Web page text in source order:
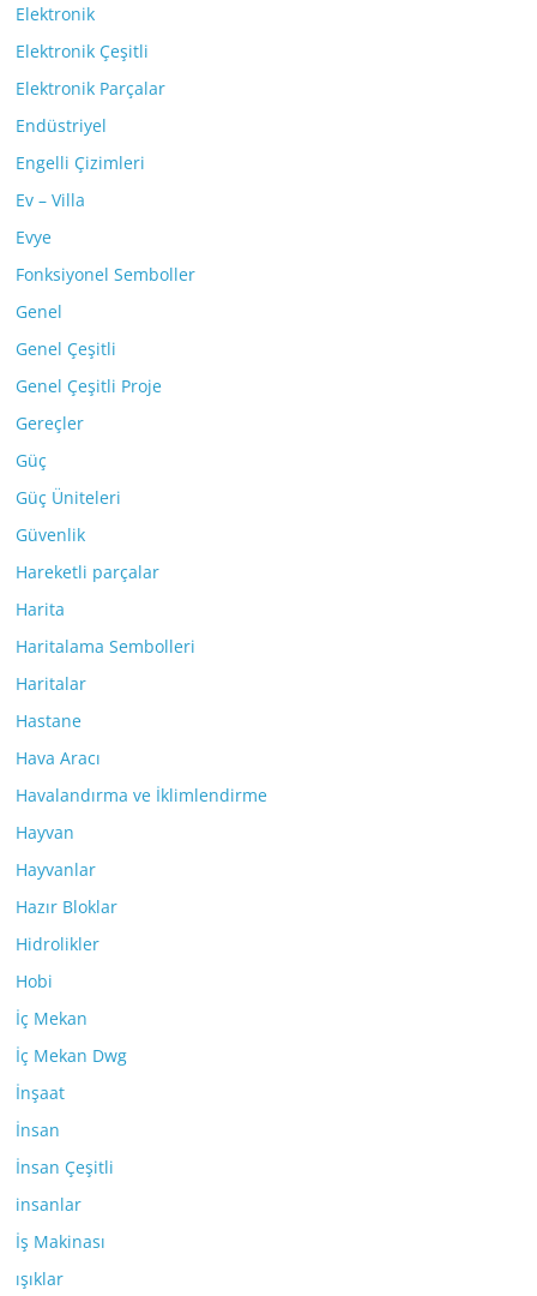
Elektronik
Elektronik Çeşitli
Elektronik Parçalar
Endüstriyel
Engelli Çizimleri
Ev – Villa
Evye
Fonksiyonel Semboller
Genel
Genel Çeşitli
Genel Çeşitli Proje
Gereçler
Güç
Güç Üniteleri
Güvenlik
Hareketli parçalar
Harita
Haritalama Sembolleri
Haritalar
Hastane
Hava Aracı
Havalandırma ve İklimlendirme
Hayvan
Hayvanlar
Hazır Bloklar
Hidrolikler
Hobi
İç Mekan
İç Mekan Dwg
İnşaat
İnsan
İnsan Çeşitli
insanlar
İş Makinası
ışıklar